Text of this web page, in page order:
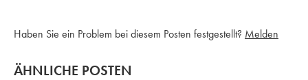
Haben Sie ein Problem bei diesem Posten festgestellt? Melden
ÄHNLICHE POSTEN